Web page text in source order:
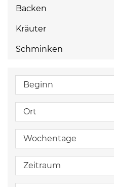
Backen
Kräuter
Schminken
Beginn
Ort
Wochentage
Zeitraum